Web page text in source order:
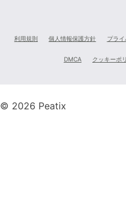
利用規則 個人情報保護方針 プラ
DMCA クッキーポ
© 2026 Peatix